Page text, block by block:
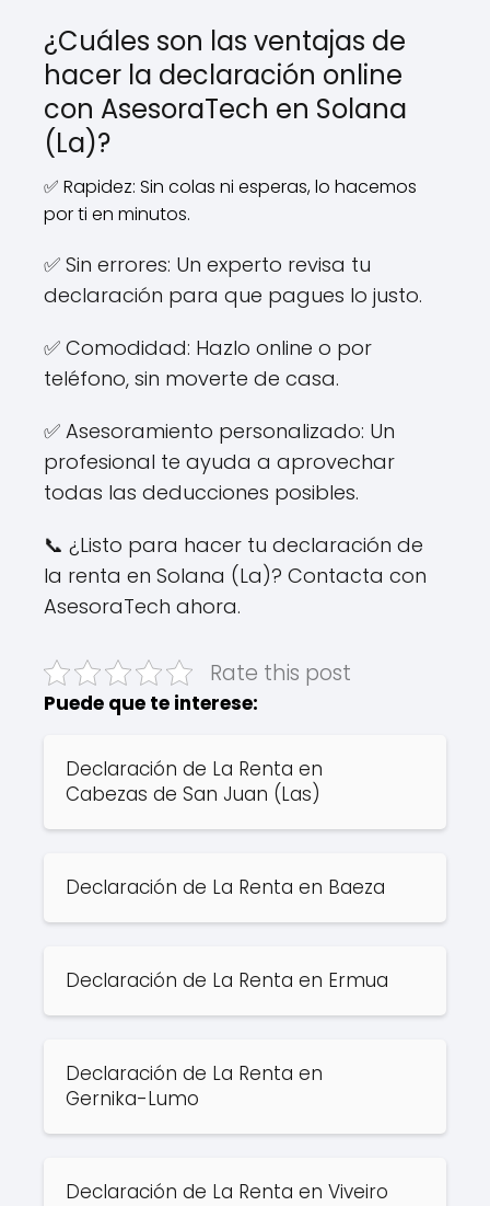
¿Cuáles son las ventajas de
hacer la declaración online
con AsesoraTech en Solana
(La)?
✅ Rapidez: Sin colas ni esperas, lo hacemos
por ti en minutos.
✅ Sin errores: Un experto revisa tu
declaración para que pagues lo justo.
✅ Comodidad: Hazlo online o por
teléfono, sin moverte de casa.
✅ Asesoramiento personalizado: Un
profesional te ayuda a aprovechar
todas las deducciones posibles.
📞 ¿Listo para hacer tu declaración de
la renta en Solana (La)? Contacta con
AsesoraTech ahora.
Rate this post
Puede que te interese:
Declaración de La Renta en
Cabezas de San Juan (Las)
Declaración de La Renta en Baeza
Declaración de La Renta en Ermua
Declaración de La Renta en
Gernika-Lumo
Declaración de La Renta en Viveiro